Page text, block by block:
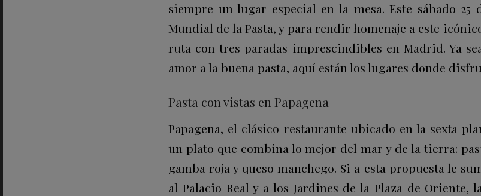
siempre un lugar especial en la mesa. Este sábado 25
Mundial de la Pasta, y para rendir homenaje a este
ruta con tres paradas imprescindibles en Madrid. Ya
amor a la buena pasta, aquí están los lugares donde
Pasta con vistas en Papagena
Papagena, el clásico restaurante ubicado en la sexta
un plato que combina lo mejor del mar y de la tierra:
gamba roja y queso manchego. Si a esta propuesta le
al Palacio Real y a los Jardines de la Plaza de Oriente,